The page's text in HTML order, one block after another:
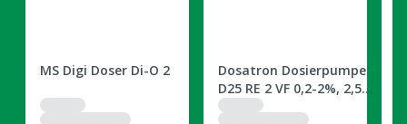
MS Digi Doser Di-O 2
Dosatron Dosierpumpe
D25 RE 2 VF 0,2-2%, 2,5
m³/St.